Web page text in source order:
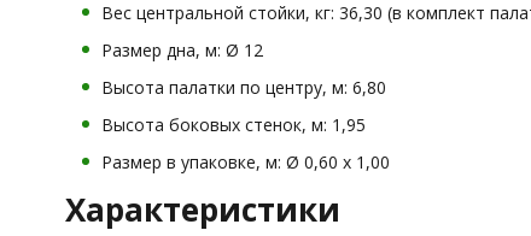
Вес центральной стойки, кг: 36,30 (в комплект
Размер дна, м: Ø 12
Высота палатки по центру, м: 6,80
Высота боковых стенок, м: 1,95
Размер в упаковке, м: Ø 0,60 х 1,00
Характеристики